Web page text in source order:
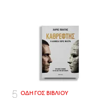
ΟΔΗΓΟΣ ΒΙΒΛΙΟΥ